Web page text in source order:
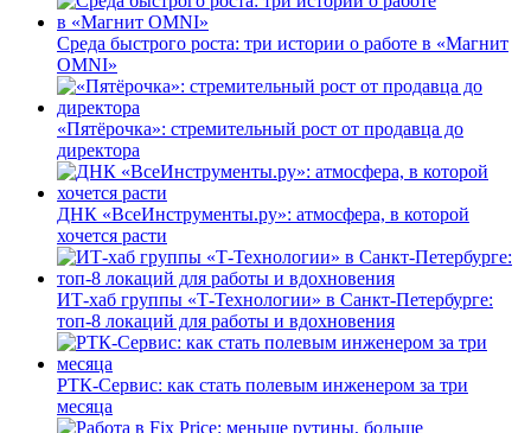
Среда быстрого роста: три истории о работе в «Магнит
OMNI»
«Пятёрочка»: стремительный рост от продавца до
директора
ДНК «ВсеИнструменты.ру»: атмосфера, в которой
хочется расти
ИТ-хаб группы «Т-Технологии» в Санкт-Петербурге:
топ-8 локаций для работы и вдохновения
РТК-Сервис: как стать полевым инженером за три
месяца